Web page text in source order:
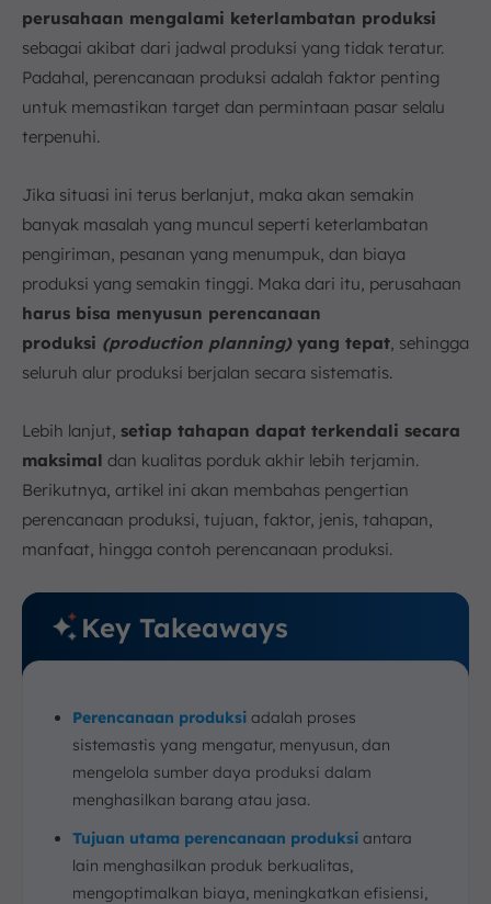
Faktor Apa Saja yang Memengaruhi Perencanaan
Produksi?
1. Faktor Internal (Kapasitas & Sumber Daya)
2. Faktor Eksternal (Pasar & Lingkungan)
3. Faktor Horizon Waktu
2. Berdasarkan Metode Produksi
Tahapan Perencanaan Produksi di Manufaktur
1. Peramalan Permintaan (Demand Forecasting)
2. Penentuan Alur Proses Produksi (Routing)
3. Penyusunan Jadwal Produksi (Scheduling)
5. Evaluasi dan Tindak Lanjut (Evaluation and
Follow-up)
Apa Saja Manfaat dari Perencanaan Produksi?
2. Fleksibilitas
Manufaktur
1. Perusahaan Makanan (FMCG)
3. Perusahaan Fashion
4. Perusahaan Otomotif
5. Perusahaan Farmasi
Tingkatkan Efisiensi Perencanaan Produksi dengan
Manufacturing ERP ScaleOcean
Kesimpulan
FAQ:
perusahaan mengalami keterlambatan produksi
sebagai akibat dari jadwal produksi yang tidak teratur.
Padahal, perencanaan produksi adalah faktor penting
untuk memastikan target dan permintaan pasar selalu
terpenuhi.
Jika situasi ini terus berlanjut, maka akan semakin
banyak masalah yang muncul seperti keterlambatan
pengiriman, pesanan yang menumpuk, dan biaya
produksi yang semakin tinggi. Maka dari itu, perusahaan
harus bisa menyusun perencanaan
produksi (production planning) yang tepat, sehingga
seluruh alur produksi berjalan secara sistematis.
Lebih lanjut, setiap tahapan dapat terkendali secara
maksimal dan kualitas porduk akhir lebih terjamin.
Berikutnya, artikel ini akan membahas pengertian
perencanaan produksi, tujuan, faktor, jenis, tahapan,
manfaat, hingga contoh perencanaan produksi.
Key Takeaways
Perencanaan produksi adalah proses
sistemastis yang mengatur, menyusun, dan
mengelola sumber daya produksi dalam
menghasilkan barang atau jasa.
Tujuan utama perencanaan produksi antara
lain menghasilkan produk berkualitas,
mengoptimalkan biaya, meningkatkan efisiensi,